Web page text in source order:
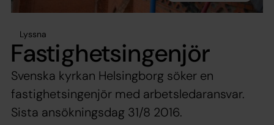
Lyssna
Fastighetsingenjör
Svenska kyrkan Helsingborg söker en
fastighetsingenjör med arbetsledaransvar.
Sista ansökningsdag 31/8 2016.